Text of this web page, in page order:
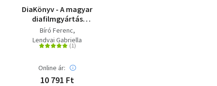
DiaKönyv - A magyar
diafilmgyártás
története
Bíró Ferenc
Lendvai Gabriella
Online ár:
10 791 Ft